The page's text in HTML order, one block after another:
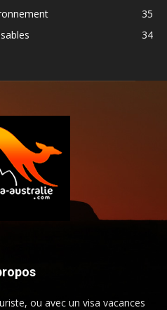
35
34
ou avec un visa vacances